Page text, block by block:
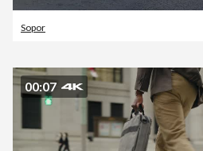
Sopor
00:07